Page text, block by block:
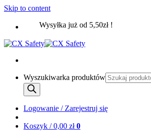
Skip to content
Wysyłka już od 5,50zł !
Wyszukiwarka produktów
Logowanie / Zarejestruj się
Koszyk /0,00 zł 0